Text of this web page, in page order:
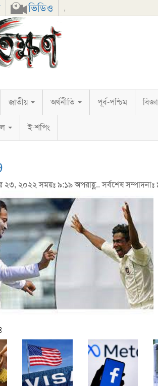
ভিডিও ,
Google+
জাতীয় অর্থনীতি পূর্ব-পশ্চিম
ই-শপিং
২৩, ২০২২ সময়ঃ ৯:১৯ অপরাহ্ণ.. সর্বশেষ সম্পাদনাঃ